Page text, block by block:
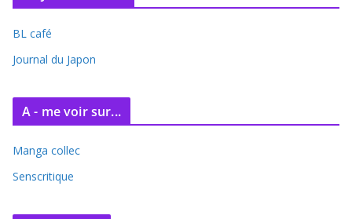
BL café
Journal du Japon
A - me voir sur...
Manga collec
Senscritique